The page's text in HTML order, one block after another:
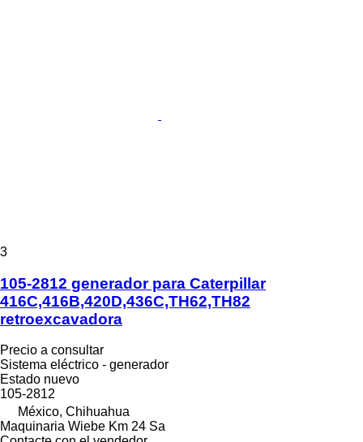
3
105-2812 generador para Caterpillar
416C,416B,420D,436C,TH62,TH82
retroexcavadora
Precio a consultar
Sistema eléctrico - generador
Estado nuevo
105-2812
México, Chihuahua
Maquinaria Wiebe Km 24 Sa